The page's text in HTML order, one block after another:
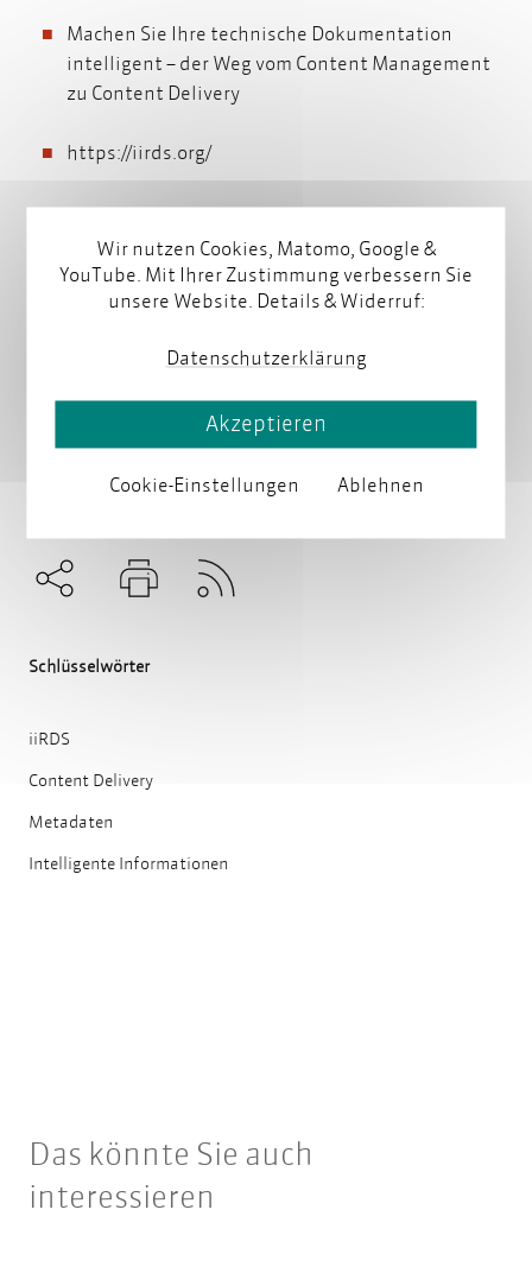
Machen Sie Ihre technische Dokumentation
intelligent – der Weg vom Content Management
zu Content Delivery
https://iirds.org/
Schlüsselwörter
iiRDS
Content Delivery
Metadaten
Intelligente Informationen
Das könnte Sie auch
interessieren
Wir nutzen Cookies, Matomo, Google &
YouTube. Mit Ihrer Zustimmung verbessern Sie
unsere Website. Details & Widerruf:
Datenschutzerklärung
Cookie-Einstellungen Ablehnen
Akzeptieren